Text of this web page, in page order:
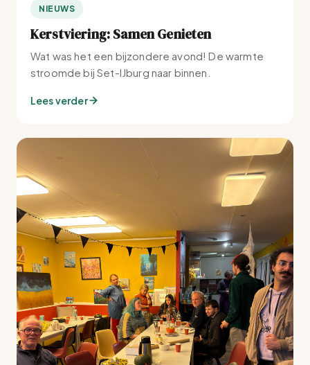
NIEUWS
Kerstviering: Samen Genieten
Wat was het een bijzondere avond! De warmte
stroomde bij Set-IJburg naar binnen.
Lees verder